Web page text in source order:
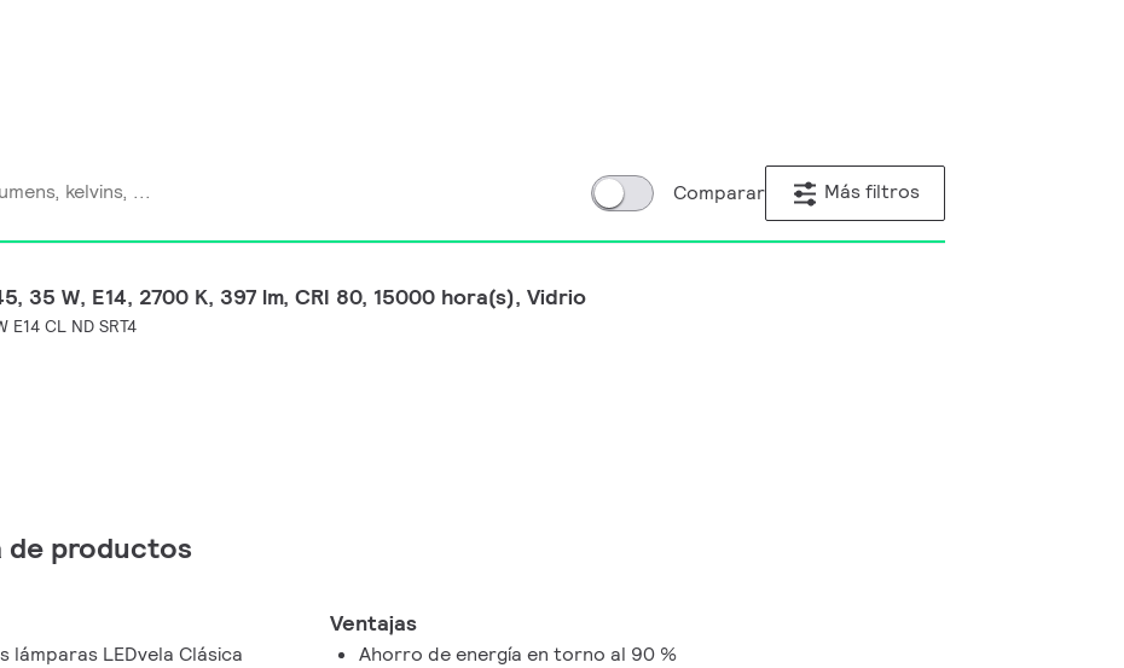
Comparar Más filtros
35 W, E14, 2700 K, 397 lm, CRI 80, 15000 hora(s), Vidrio
E14 CL ND SRT4
de productos
lámparas LEDvela Clásica
Ventajas
Ahorro de energía en torno al 90 %